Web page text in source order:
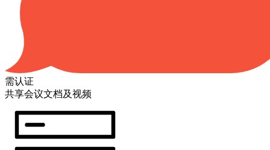
需认证
共享会议文档及视频